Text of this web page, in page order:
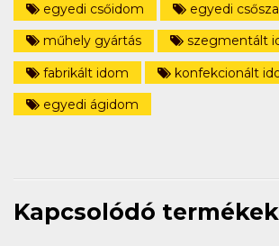
egyedi csőidom
egyedi
műhely gyártás
szegmentált
fabrikált idom
konfekcionált
egyedi ágidom
Kapcsolódó termékek